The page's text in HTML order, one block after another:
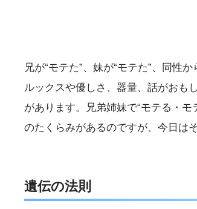
兄が“モテた”、妹が“モテた”、同性
ルックスや優しさ、器量、話がおも
があります。兄弟姉妹で“モテる・
のたくらみがあるのですが、今日は
遺伝の法則